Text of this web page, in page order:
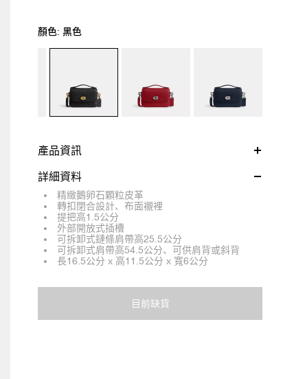
顏色: 黑色
產品資訊
詳細資料
精緻鵝卵石顆粒皮革
轉扣閉合設計、布面襯裡
提把高1.5公分
外部開放式插槽
可拆卸式鏈條肩帶高25.5公分
可拆卸式肩帶高54.5公分、可供肩背或斜背
長16.5公分 x 高11.5公分 x 寬6公分
目前缺貨